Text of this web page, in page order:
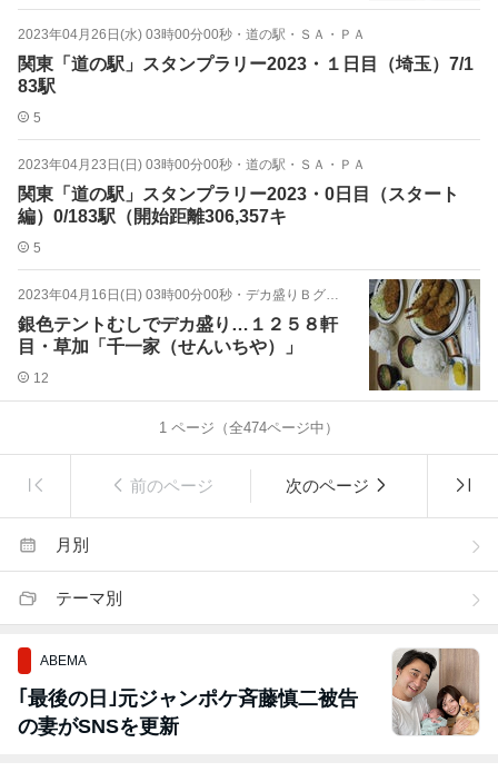
2023年04月26日(水) 03時00分00秒 ・ 道の駅・ＳＡ・ＰＡ
関東「道の駅」スタンプラリー2023・１日目（埼玉）7/1
83駅
5
2023年04月23日(日) 03時00分00秒 ・ 道の駅・ＳＡ・ＰＡ
関東「道の駅」スタンプラリー2023・0日目（スタート
編）0/183駅（開始距離306,357キ
5
2023年04月16日(日) 03時00分00秒 ・ デカ盛りＢグル・埼玉
銀色テントむしでデカ盛り…１２５８軒
目・草加「千一家（せんいちや）」
12
1 ページ（全474ページ中）
前のページ 次のページ
月別
テーマ別
ABEMA
｢最後の日｣元ジャンポケ斉藤慎二被告
の妻がSNSを更新